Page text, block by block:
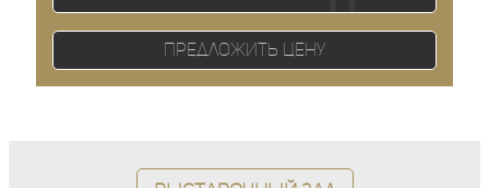
Предложить цену